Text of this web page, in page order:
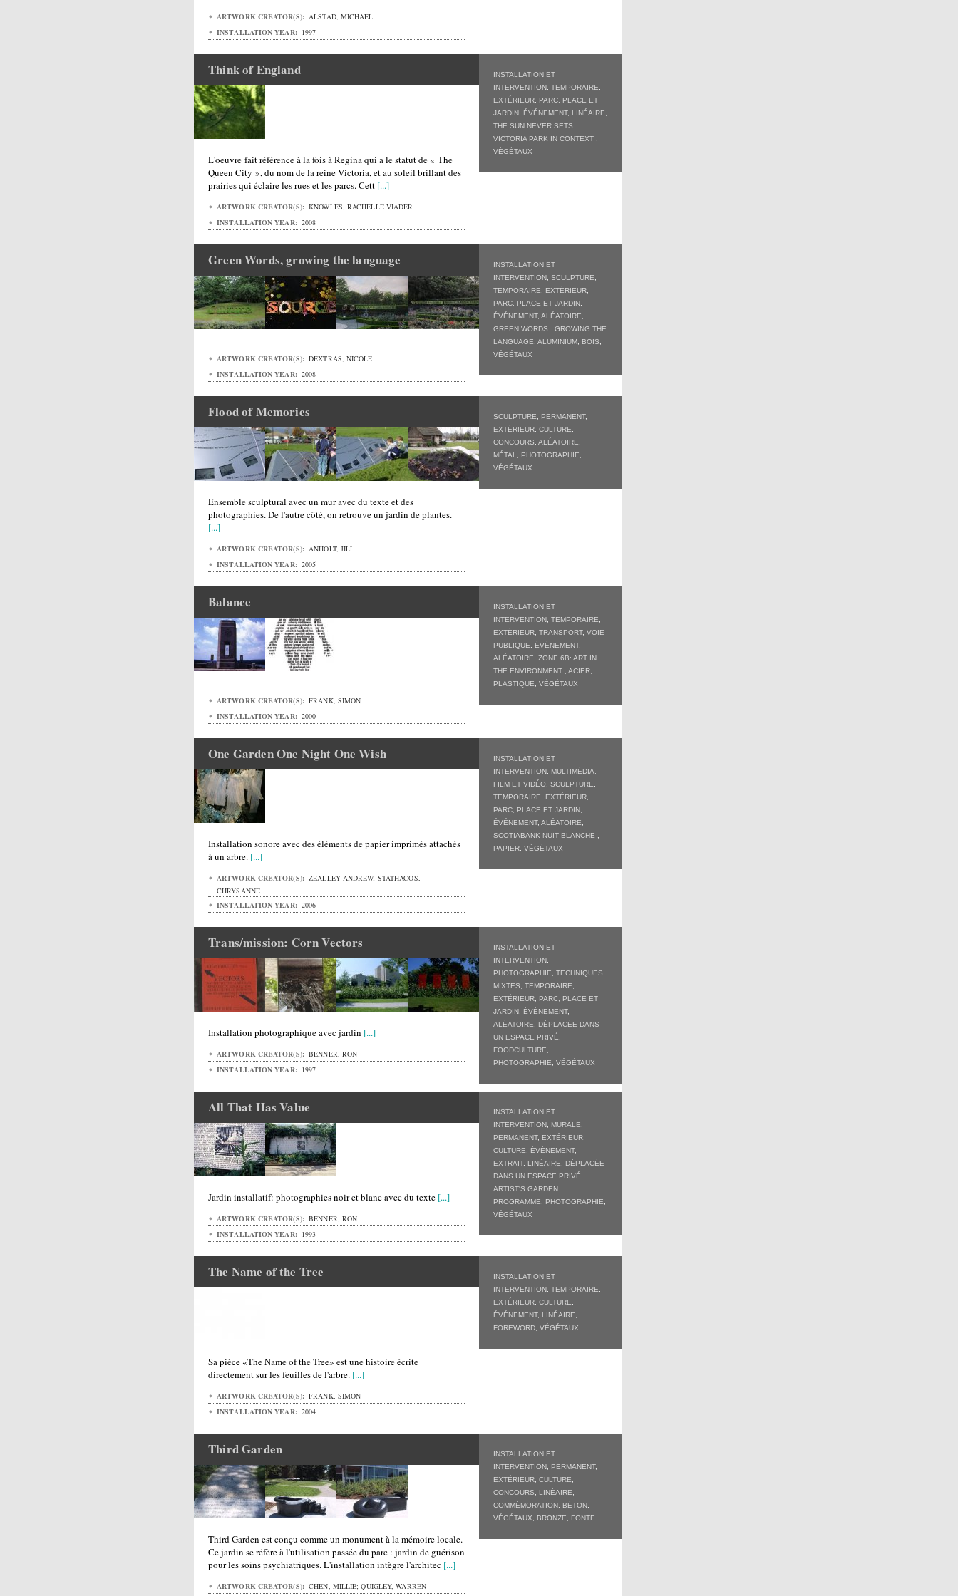
ARTWORK CREATOR(S): ALSTAD, MICHAEL
INSTALLATION YEAR: 1997
INSTALLATION ET
INTERVENTION TEMPORAIRE
EXTÉRIEUR
PARC, PLACE ET
JARDIN
ÉVÉNEMENT, LINÉAIRE
THE SUN NEVER SETS :
VICTORIA PARK IN CONTEXT
VÉGÉTAUX
Think of England
L'oeuvre fait référence à la fois à Regina qui a le statut de « The
Queen City », du nom de la reine Victoria, et au soleil brillant des
prairies qui éclaire les rues et les parcs. Cett [...]
ARTWORK CREATOR(S): KNOWLES, RACHELLE VIADER
INSTALLATION YEAR: 2008
INSTALLATION ET
INTERVENTION SCULPTURE
TEMPORAIRE
EXTÉRIEUR
PARC, PLACE ET JARDIN
ÉVÉNEMENT, ALÉATOIRE
GREEN WORDS : GROWING THE
LANGUAGE ALUMINIUM BOIS
VÉGÉTAUX
Green Words, growing the language
ARTWORK CREATOR(S): DEXTRAS, NICOLE
INSTALLATION YEAR: 2008
SCULPTURE PERMANENT,
EXTÉRIEUR CULTURE
CONCOURS ALÉATOIRE
MÉTAL
PHOTOGRAPHIE
VÉGÉTAUX
Flood of Memories
Ensemble sculptural avec un mur avec du texte et des
photographies. De l'autre côté, on retrouve un jardin de plantes.
[...]
ARTWORK CREATOR(S): ANHOLT, JILL
INSTALLATION YEAR: 2005
INSTALLATION ET
INTERVENTION TEMPORAIRE
EXTÉRIEUR TRANSPORT, VOIE
PUBLIQUE
ÉVÉNEMENT,
ALÉATOIRE
ZONE 6B: ART IN
THE ENVIRONMENT
ACIER
PLASTIQUE
VÉGÉTAUX
Balance
ARTWORK CREATOR(S): FRANK, SIMON
INSTALLATION YEAR: 2000
INSTALLATION ET
INTERVENTION
MULTIMÉDIA,
FILM ET VIDÉO SCULPTURE
TEMPORAIRE
EXTÉRIEUR
PARC, PLACE ET JARDIN
ÉVÉNEMENT, ALÉATOIRE
SCOTIABANK NUIT BLANCHE
PAPIER VÉGÉTAUX
One Garden One Night One Wish
Installation sonore avec des éléments de papier imprimés attachés
à un arbre. [...]
ARTWORK CREATOR(S): ZEALLEY ANDREW; STATHACOS,
CHRYSANNE
INSTALLATION YEAR: 2006
INSTALLATION ET
INTERVENTION
PHOTOGRAPHIE
TECHNIQUES
MIXTES
TEMPORAIRE
EXTÉRIEUR
PARC, PLACE ET
JARDIN
ÉVÉNEMENT,
ALÉATOIRE
DÉPLACÉE DANS
UN ESPACE PRIVÉ
FOODCULTURE
PHOTOGRAPHIE
VÉGÉTAUX
Trans/mission: Corn Vectors
Installation photographique avec jardin [...]
ARTWORK CREATOR(S): BENNER, RON
INSTALLATION YEAR: 1997
INSTALLATION ET
INTERVENTION
MURALE
PERMANENT, EXTÉRIEUR
CULTURE
ÉVÉNEMENT,
EXTRAIT, LINÉAIRE
DÉPLACÉE
DANS UN ESPACE PRIVÉ
ARTIST'S GARDEN
PROGRAMME
PHOTOGRAPHIE
VÉGÉTAUX
All That Has Value
Jardin installatif: photographies noir et blanc avec du texte [...]
ARTWORK CREATOR(S): BENNER, RON
INSTALLATION YEAR: 1993
INSTALLATION ET
INTERVENTION TEMPORAIRE
EXTÉRIEUR CULTURE
ÉVÉNEMENT, LINÉAIRE
FOREWORD VÉGÉTAUX
The Name of the Tree
Sa pièce «The Name of the Tree» est une histoire écrite
directement sur les feuilles de l'arbre. [...]
ARTWORK CREATOR(S): FRANK, SIMON
INSTALLATION YEAR: 2004
INSTALLATION ET
INTERVENTION
PERMANENT,
EXTÉRIEUR CULTURE
CONCOURS
LINÉAIRE
COMMÉMORATION
BÉTON
VÉGÉTAUX
BRONZE FONTE
Third Garden
Third Garden est conçu comme un monument à la mémoire locale.
Ce jardin se réfère à l'utilisation passée du parc : jardin de guérison
pour les soins psychiatriques. L'installation intègre l'architec [...]
ARTWORK CREATOR(S): CHEN, MILLIE; QUIGLEY, WARREN